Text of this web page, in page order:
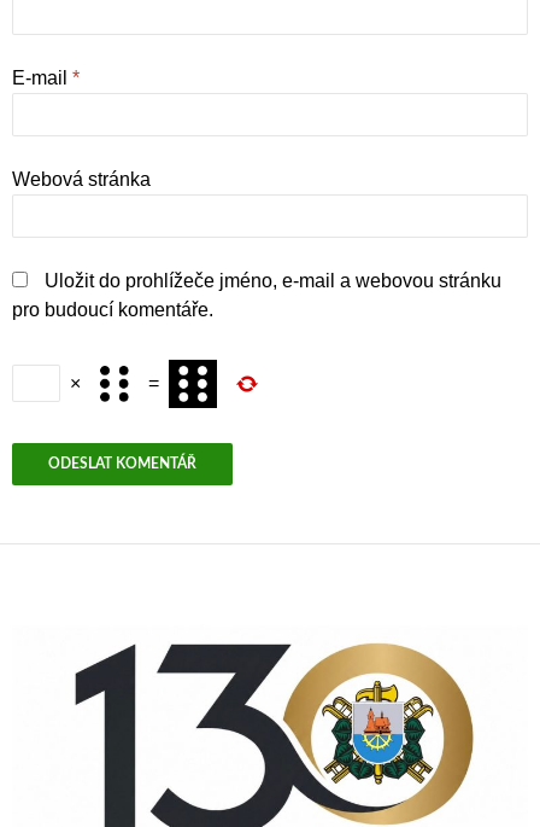
E-mail *
Webová stránka
Uložit do prohlížeče jméno, e-mail a webovou stránku
pro budoucí komentáře.
× =